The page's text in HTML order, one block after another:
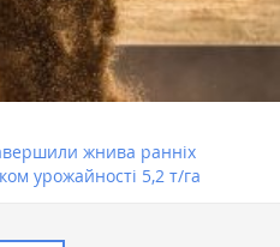
жнива ранніх
урожайності 5,2 т/га